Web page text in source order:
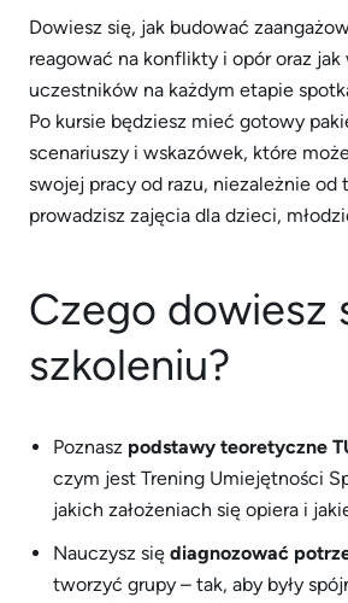
Dowiesz się, jak budować
reagować na konflikty i opór oraz
uczestników na każdym etapie
Po kursie będziesz mieć gotowy
scenariuszy i wskazówek, które
swojej pracy od razu, niezależnie od
prowadzisz zajęcia dla dzieci,
Czego dowiesz
szkoleniu?
Poznasz podstawy teoretyczne
czym jest Trening Umiejętności
jakich założeniach się opiera i
Nauczysz się diagnozować
tworzyć grupy – tak, aby były